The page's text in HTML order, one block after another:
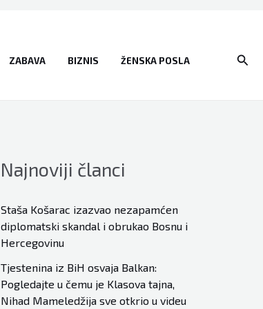
ZABAVA BIZNIS ŽENSKA POSLA
Najnoviji članci
Staša Košarac izazvao nezapamćen
diplomatski skandal i obrukao Bosnu i
Hercegovinu
Tjestenina iz BiH osvaja Balkan:
Pogledajte u čemu je Klasova tajna,
Nihad Mameledžija sve otkrio u videu